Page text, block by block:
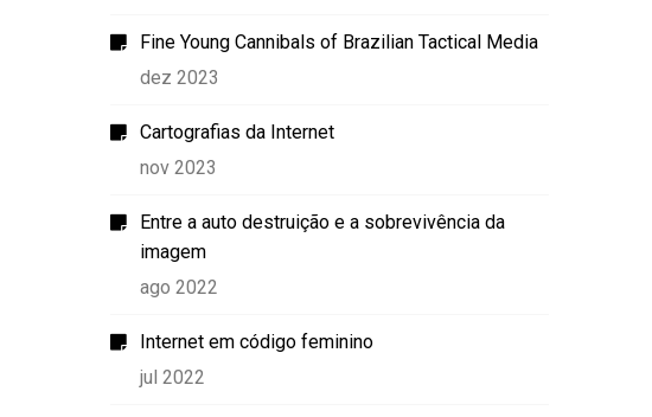
Fine Young Cannibals of Brazilian Tactical Media
dez 2023
Cartografias da Internet
nov 2023
Entre a auto destruição e a sobrevivência da
imagem
ago 2022
Internet em código feminino
jul 2022